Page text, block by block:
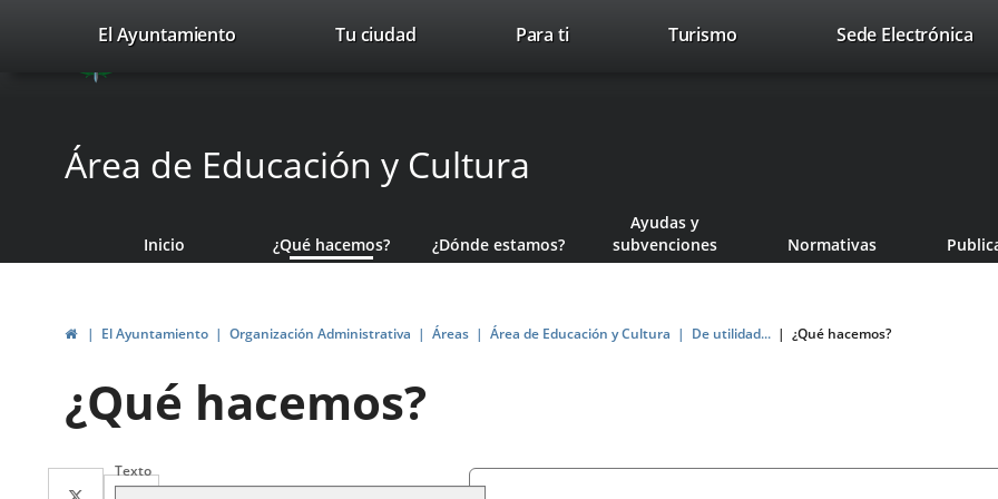
Portal
Web
Ayuntamiento
Valladolid
avaTop Trabaja con nosotros Contacto
valladolid.es
El Ayuntamiento Tu ciudad Para ti TurismoEste
Sede Electrónica
Área de Educación y Cultura
Inicio ¿Qué hacemos? ¿Dónde estamos?
Ayudas y
subvenciones
Normativas
InicioEl Ayuntamiento Organización Administrativa Áreas Área de Educación y Cultura De utilidad... ¿Qué hacemos?
¿Qué hacemos?
Twitter
EnlaceBúsqueda
Criterios
generales
Texto